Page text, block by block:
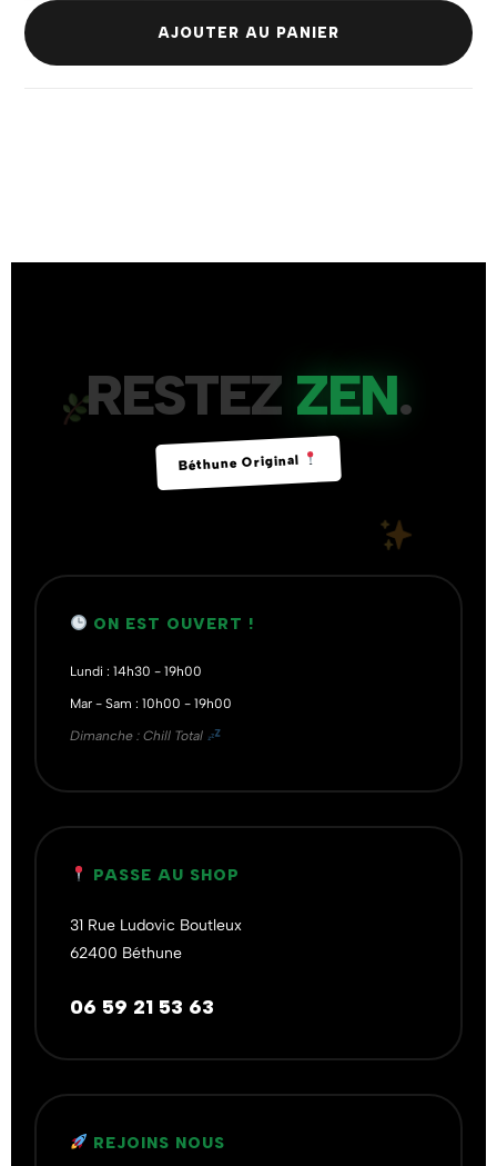
AJOUTER AU PANIER
RESTEZ ZEN.
Béthune Original
ON EST OUVERT !
Lundi : 14h30 - 19h00
Mar - Sam : 10h00 - 19h00
Dimanche : Chill Total
PASSE AU SHOP
31 Rue Ludovic Boutleux
62400 Béthune
06 59 21 53 63
REJOINS NOUS